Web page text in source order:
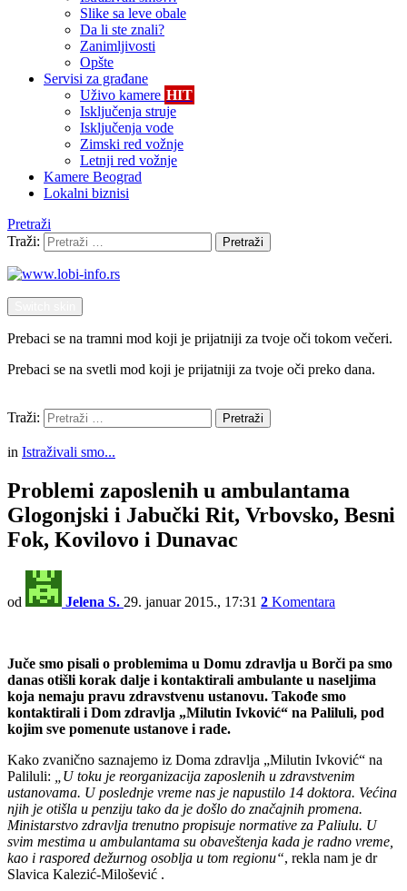
Slike sa leve obale
Da li ste znali?
Zanimljivosti
Opšte
Servisi za građane
Uživo kamere HIT
Isključenja struje
Isključenja vode
Zimski red vožnje
Letnji red vožnje
Kamere Beograd
Lokalni biznisi
Pretraži
Traži:
Pretraži
Prebaci se na tramni mod koji je prijatniji za tvoje oči tokom večeri.
Prebaci se na svetli mod koji je prijatniji za tvoje oči preko dana.
Traži:
Pretraži
in Istraživali smo...
Problemi zaposlenih u ambulantama
Glogonjski i Jabučki Rit, Vrbovsko, Besni
Fok, Kovilovo i Dunavac
od Jelena S. 29. januar 2015., 17:31 2 Komentara
Juče smo pisali o problemima u Domu zdravlja u Borči pa smo
danas otišli korak dalje i kontaktirali ambulante u naseljima
koja nemaju pravu zdravstvenu ustanovu. Takođe smo
kontaktirali i Dom zdravlja „Milutin Ivković“ na Paliluli, pod
kojim sve pomenute ustanove i rade.
Kako zvanično saznajemo iz Doma zdravlja „Milutin Ivković“ na
Paliluli:
„U toku je reorganizacija zaposlenih u zdravstvenim
ustanovama. U poslednje vreme nas je napustilo 14 doktora. Većina
njih je otišla u penziju tako da je došlo do značajnih promena.
Ministarstvo zdravlja trenutno propisuje normative za Paliulu. U
svim mestima u ambulantama su obaveštenja kada je radno vreme,
kao i raspored dežurnog osoblja u tom regionu“, rekla nam je dr
Slavica Kalezić-Milošević .